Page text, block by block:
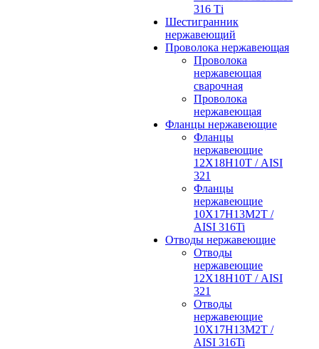
316 Тi
Шестигранник
нержавеющий
Проволока нержавеющая
Проволока
нержавеющая
сварочная
Проволока
нержавеющая
Фланцы нержавеющие
Фланцы
нержавеющие
12Х18Н10Т / AISI
321
Фланцы
нержавеющие
10Х17Н13М2Т /
AISI 316Ti
Отводы нержавеющие
Отводы
нержавеющие
12Х18Н10Т / AISI
321
Отводы
нержавеющие
10Х17Н13М2Т /
AISI 316Ti